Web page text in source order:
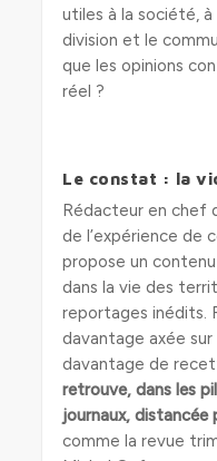
utiles à la société,
division et le
que les opinions
réel ?
Le constat : la
Rédacteur en chef
de l’expérience de
propose un
dans la vie des
reportages inédits.
davantage axée
davantage de
retrouve, dans les
journaux, distancée
comme la revue